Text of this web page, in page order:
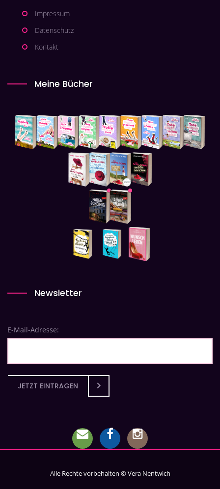
Impressum
Datenschutz
Kontakt
Meine Bücher
Newsletter
E-Mail-Adresse:
JETZT EINTRAGEN
Alle Rechte vorbehalten © Vera Nentwich